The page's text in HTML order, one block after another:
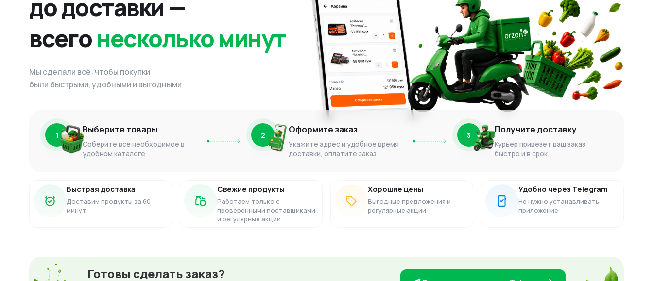
до доставки —
всегонесколько минут
Мы сделали всё: чтобы покупки
были быстрыми, удобными и выгодными
1 Выберите товары
Соберите всё необходимое в
удобном каталоге
2 Оформите заказ
Укажите адрес и удобное время
доставки, оплатите заказ
3 Получите доставку
Курьер привезет ваш заказ
быстро и в срок
Быстрая доставка
Доставим продукты за 60
минут
Свежие продукты
Работаем только с
проверенными поставщиками
и регулярные акции
Хорошие цены
Выгодные предложения и
регулярные акции
Удобно через Telegram
Не нужно устанавливать
приложение
Готовы сделать заказ?